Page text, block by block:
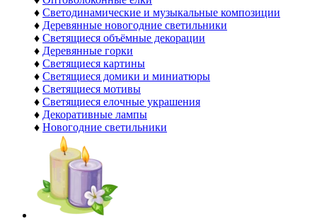
♦ Светодинамические и музыкальные композиции
♦ Деревянные новогодние светильники
♦ Светящиеся объёмные декорации
♦ Деревянные горки
♦ Светящиеся картины
♦ Светящиеся домики и миниатюры
♦ Светящиеся мотивы
♦ Светящиеся елочные украшения
♦ Декоративные лампы
♦ Новогодние светильники